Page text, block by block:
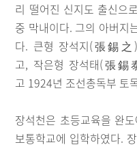
리 떨어진 신지도 출신으
중 막내이다. 그의 아버지
다. 큰형 장석지(張錫之
고, 작은형 장석태(張錫
고 1924년 조선총독부 토
장석천은 초등교육을 완
보통학교에 입학하였다.